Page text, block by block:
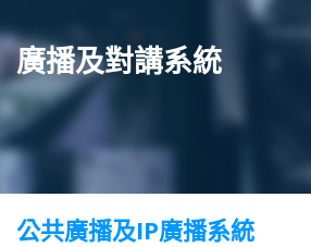
產品及服務
工程個案
聯絡我們
廣播及對講系統
公共廣播及IP廣播系統